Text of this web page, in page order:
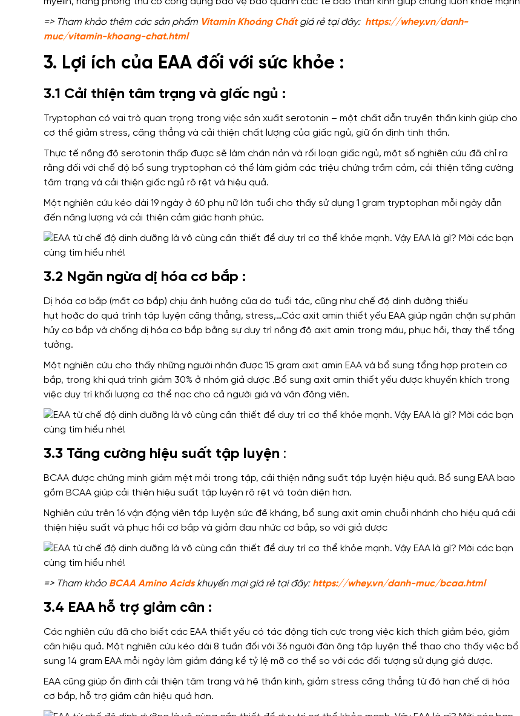
=> Tham khảo thêm các sản phẩm Vitamin Khoáng Chấtgiá rẻ tại đây: https://whey.vn/danh-
muc/vitamin-khoang-chat.html
3. Lợi ích của EAA đối với sức khỏe :
3.1 Cải thiện tâm trạng và giấc ngủ :
Tryptophan có vai trò quan trọng trong việc sản xuất serotonin – một chất dẫn truyền thần kinh giúp cho
cơ thể giảm stress, căng thẳng và cải thiện chất lượng của giấc ngủ, giữ ổn định tinh thần.
Thực tế nồng độ serotonin thấp được sẽ làm chán nản và rối loạn giấc ngủ, một số nghiên cứu đã chỉ ra
rằng đối với chế độ bổ sung tryptophan có thể làm giảm các triệu chứng trầm cảm, cải thiện tăng cường
tâm trạng và cải thiện giấc ngủ rõ rệt và hiệu quả.
Một nghiên cứu kéo dài 19 ngày ở 60 phụ nữ lớn tuổi cho thấy sử dụng 1 gram tryptophan mỗi ngày dẫn
đến năng lượng và cải thiện cảm giác hạnh phúc.
3.2 Ngăn ngừa dị hóa cơ bắp :
Dị hóa cơ bắp (mất cơ bắp) chịu ảnh hưởng của do tuổi tác, cũng nhưchế độ dinh dưỡng thiếu
hụt hoặc do quá trình tập luyện căng thẳng, stress,…Các axit amin thiết yếu EAA giúp ngăn chặn sự phân
hủy cơ bắp và chống dị hóa cơ bắp bằng sựduy trì nồng độ axit amin trong máu, phục hồi, thay thế tổng
tưởng.
Một nghiên cứu cho thấy những người nhận được 15 gram axit amin EAA và bổ sung tổng hợp protein cơ
bắp, trong khi quá trình giảm 30% ở nhóm giả dược .Bổ sung axit amin thiết yếu được khuyến khích trong
việc duy trì khối lượng cơ thể nạc cho cả người già và vận động viên.
3.3 Tăng cường hiệu suất tập luyện :
BCAA được chứng minh giảm mệt mỏi trong tập, cải thiện năng suất tập luyện hiệu quả. Bổ sung EAA bao
gồm BCAA giúp cải thiện hiệu suất tập luyện rõ rệt và toàn diện hơn.
Nghiên cứu trên 16 vận động viên tập luyện sức đề kháng, bổ sung axit amin chuỗi nhánh cho hiệu quả cải
thiện hiệu suất và phục hồi cơ bắp và giảm đau nhức cơ bắp, so với giả dược
=> Tham khảo BCAA Amino Acids khuyến mại giá rẻ tại đây: https://whey.vn/danh-muc/bcaa.html
3.4 EAA hỗ trợ giảm cân :
Các nghiên cứu đã cho biết các EAA thiết yếu có tác động tích cực trong việc kích thích giảm béo, giảm
cân hiệu quả. Một nghiên cứu kéo dài 8 tuần đối với 36 người đàn ông tập luyện thể thao cho thấy việc bổ
sung 14 gram EAA mỗi ngày làm giảm đáng kể tỷ lệ mỡ cơ thể so với các đối tượng sử dụng giả dược.
EAA cũng giúp ổn định cải thiện tâm trạng và hệ thần kinh, giảm stress căng thẳng từ đó hạn chế dị hóa
cơ bắp, hỗ trợ giảm cân hiệu quả hơn.